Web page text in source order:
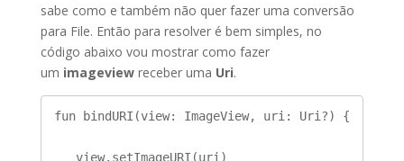
sabe como e também não quer fazer uma conversão
para File. Então para resolver é bem simples, no
código abaixo vou mostrar como fazer
um imageviewreceber uma Uri.
fun bindURI(view: ImageView, uri: Uri?) {